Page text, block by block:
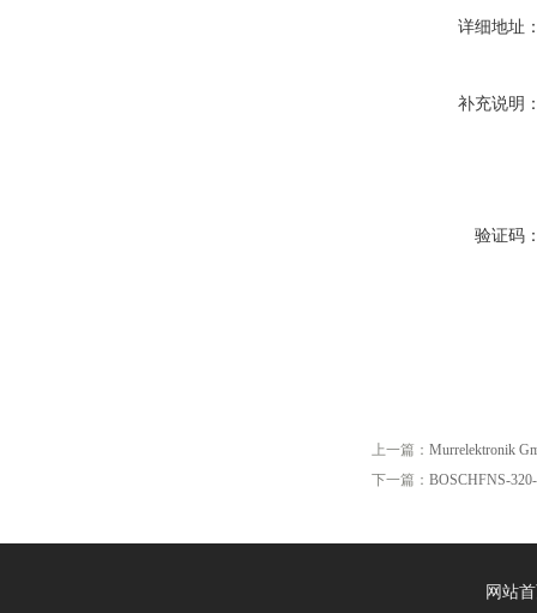
详细地址
补充说明
验证码
上一篇： Murrelektronik
下一篇： BOSCHFNS-320-
网站